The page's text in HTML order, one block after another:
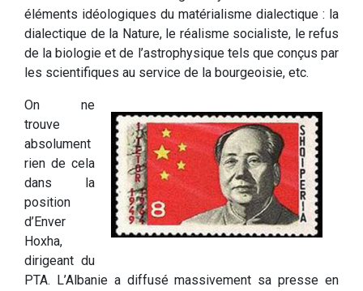
éléments idéologiques du matérialisme dialectique : la
dialectique de la Nature, le réalisme socialiste, le refus
de la biologie et de l’astrophysique tels que conçus par
les scientifiques au service de la bourgeoisie, etc.
On ne
trouve
absolument
rien de cela
dans la
position
d’Enver
Hoxha,
dirigeant du
PTA. L’Albanie a diffusé massivement sa presse en